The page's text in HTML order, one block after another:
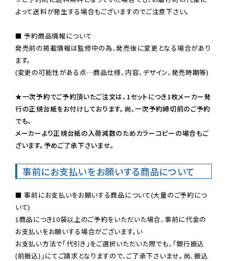
よって送料が発生する場合もございますのでご注意下さい。
■ 予約商品情報について
発売前の掲載情報は監修中の為、発売後に変更となる場合があり
ます。
(変更の可能性がある点…商品仕様、内容、デザイン、発売時期等)
★一次予約でご予約頂いたご注文は、1セットにつき1枚メーカー発
行の正規台紙をお付けしております。尚、一次予約締切前のご予約
でも、
メーカーより正規台紙の入荷減数のためカラーコピーの場合もご
ざいます。予めご了承下さいませ。
事前にお支払いをお願いする商品について
■ 事前にお支払いをお願いする商品について(大量のご予約につ
いて)
1商品につき10袋以上のご予約をいただいた場合、事前に代金の
お支払いをお願いする場合がございます。い
お支払い方法で「代引き」をご選択いただいた際でも、「銀行振込
(前振込)」にてご請求となりますので、ご了承下さいませ。尚、振込